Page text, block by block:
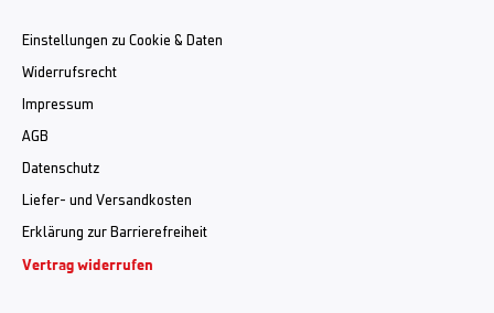
Einstellungen zu Cookie & Daten
Widerrufsrecht
Impressum
AGB
Datenschutz
Liefer- und Versandkosten
Erklärung zur Barrierefreiheit
Vertrag widerrufen